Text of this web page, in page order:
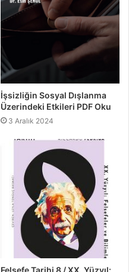
İşsizliğin Sosyal Dışlanma
Üzerindeki Etkileri PDF Oku
3 Aralık 2024